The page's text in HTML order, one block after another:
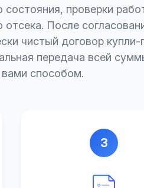
состояния, проверки
После
чистый договор купли-
передача всей
способом.
3